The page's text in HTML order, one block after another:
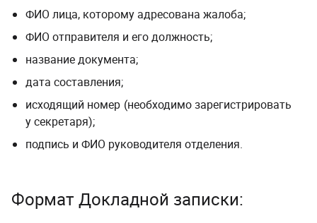
ФИО лица, которому адресована жалоба;
ФИО отправителя и его должность;
название документа;
дата составления;
исходящий номер (необходимо зарегистрировать
у секретаря);
подпись и ФИО руководителя отделения.
Формат Докладной записки: